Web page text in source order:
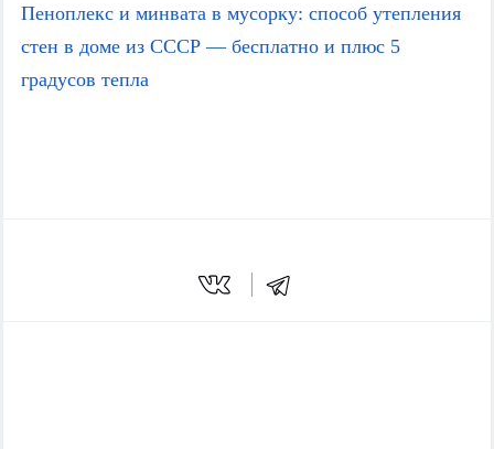
Пеноплекс и минвата в мусорку: способ утепления
стен в доме из СССР — бесплатно и плюс 5
градусов тепла